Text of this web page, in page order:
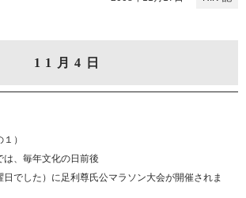
11月4日
）
、毎年文化の日前後
日でした）に足利尊氏公マラソン大会が開催されま